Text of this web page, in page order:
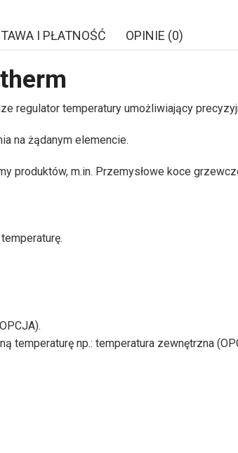
I PŁATNOŚĆ OPINIE (0)
regulator temperatury umożliwiający
na żądanym elemencie.
produktów, m.in. Przemysłowe koce
temperaturę np.: temperatura zewnętrzna